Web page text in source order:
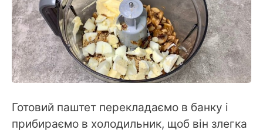
Готовий паштет перекладаємо в банку і
прибираємо в холодильник, щоб він злегка